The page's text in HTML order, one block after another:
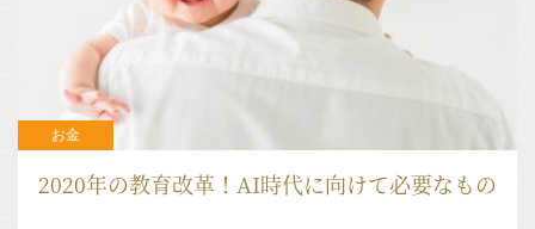
2020年の教育改革！AI時代に向けて必要なもの
お金